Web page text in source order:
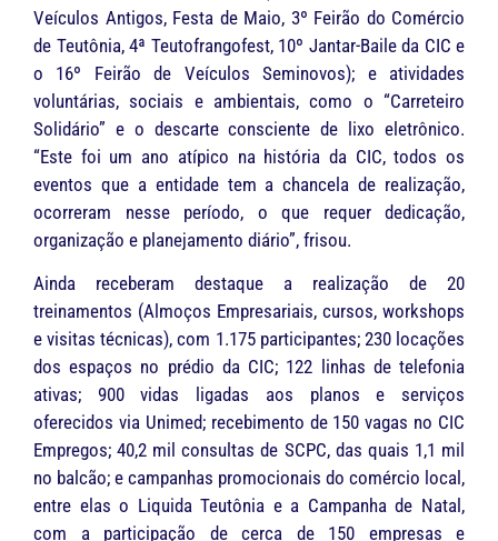
Veículos Antigos, Festa de Maio, 3º Feirão do Comércio
de Teutônia, 4ª Teutofrangofest, 10º Jantar-Baile da CIC e
o 16º Feirão de Veículos Seminovos); e atividades
voluntárias, sociais e ambientais, como o “Carreteiro
Solidário” e o descarte consciente de lixo eletrônico.
“Este foi um ano atípico na história da CIC, todos os
eventos que a entidade tem a chancela de realização,
ocorreram nesse período, o que requer dedicação,
organização e planejamento diário”, frisou.
Ainda receberam destaque a realização de 20
treinamentos (Almoços Empresariais, cursos, workshops
e visitas técnicas), com 1.175 participantes; 230 locações
dos espaços no prédio da CIC; 122 linhas de telefonia
ativas; 900 vidas ligadas aos planos e serviços
oferecidos via Unimed; recebimento de 150 vagas no CIC
Empregos; 40,2 mil consultas de SCPC, das quais 1,1 mil
no balcão; e campanhas promocionais do comércio local,
entre elas o Liquida Teutônia e a Campanha de Natal,
com a participação de cerca de 150 empresas e